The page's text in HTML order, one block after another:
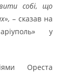
собі, що
– сказав на
у
Ореста